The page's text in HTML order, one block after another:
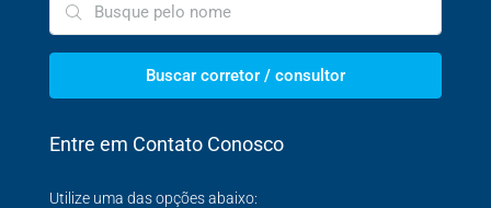
Buscar corretor / consultor
Entre em Contato Conosco
Utilize uma das opções abaixo: